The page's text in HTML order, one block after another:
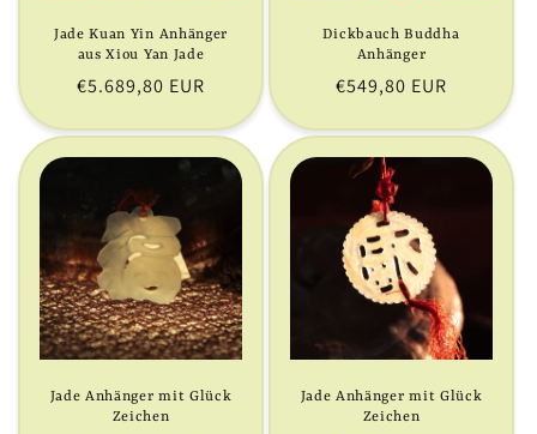
Jade Kuan Yin Anhänger
aus Xiou Yan Jade
Normaler
€5.689,80 EUR
Dickbauch Buddha
Anhänger
Normaler
€549,80 EUR
Jade Anhänger mit Glück
Zeichen
Jade Anhänger mit Glück
Zeichen